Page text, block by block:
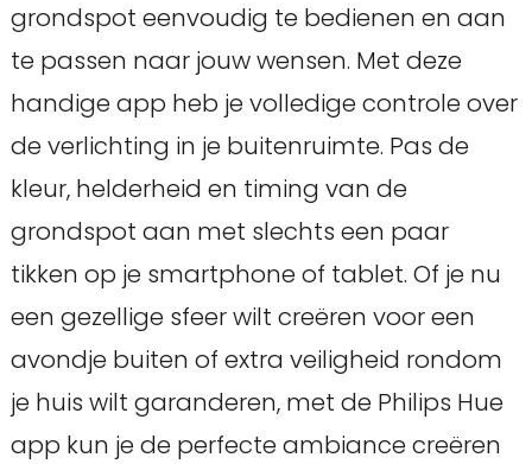
grondspot eenvoudig te bedienen en aan
te passen naar jouw wensen. Met deze
handige app heb je volledige controle over
de verlichting in je buitenruimte. Pas de
kleur, helderheid en timing van de
grondspot aan met slechts een paar
tikken op je smartphone of tablet. Of je nu
een gezellige sfeer wilt creëren voor een
avondje buiten of extra veiligheid rondom
je huis wilt garanderen, met de Philips Hue
app kun je de perfecte ambiance creëren